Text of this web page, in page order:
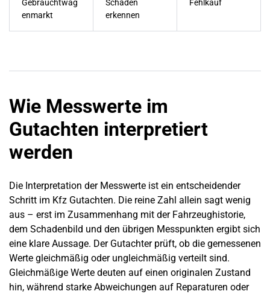
Gebrauchtwag
enmarkt
Schäden
erkennen
Fehlkauf
Wie Messwerte im
Gutachten interpretiert
werden
Die Interpretation der Messwerte ist ein entscheidender
Schritt im Kfz Gutachten. Die reine Zahl allein sagt wenig
aus – erst im Zusammenhang mit der Fahrzeughistorie,
dem Schadenbild und den übrigen Messpunkten ergibt sich
eine klare Aussage. Der Gutachter prüft, ob die gemessenen
Werte gleichmäßig oder ungleichmäßig verteilt sind.
Gleichmäßige Werte deuten auf einen originalen Zustand
hin, während starke Abweichungen auf Reparaturen oder